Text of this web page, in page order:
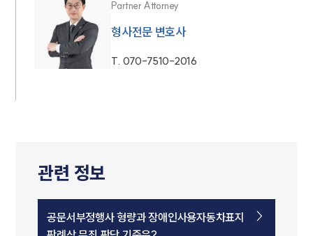
Partner Attorney
형사전문 변호사
T. 070-7510-2016
관련 정보
공문서부정행사 형량과 장애인사용자동차표지